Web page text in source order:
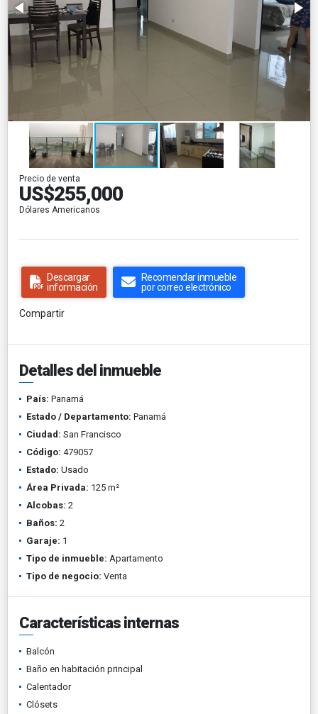
Precio de venta
US$255,000
Dólares Americanos
Descargar
información
Recomendar inmueble
por correo electrónico
Compartir
Detalles del inmueble
País: Panamá
Estado / Departamento: Panamá
Ciudad: San Francisco
Código: 479057
Estado: Usado
Área Privada: 125 m²
Alcobas: 2
Baños: 2
Garaje: 1
Tipo de inmueble: Apartamento
Tipo de negocio: Venta
Características internas
Balcón
Baño en habitación principal
Calentador
Clósets